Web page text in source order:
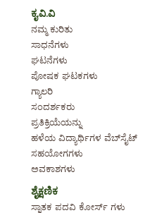
ಕೃ.ವಿ.ವಿ
ನಮ್ಮ ಕುರಿತು
ಸಾಧನೆಗಳು
ಘಟನೆಗಳು
ಪೋಷಕ ಘಟಕಗಳು
ಗ್ಯಾಲರಿ
ಸಂದರ್ಶಕರು
ಪ್ರತಿಕ್ರಿಯೆಯನ್ನು
ಹಳೆಯ ವಿದ್ಯಾರ್ಥಿಗಳ ವೆಬ್‌ಸೈಟ್
ಸಹಯೋಗಗಳು
ಅವಕಾಶಗಳು
ಶೈಕ್ಷಣಿಕ
ಸ್ನಾತಕ ಪದವಿ ಕೋರ್ಸ್ ಗಳು